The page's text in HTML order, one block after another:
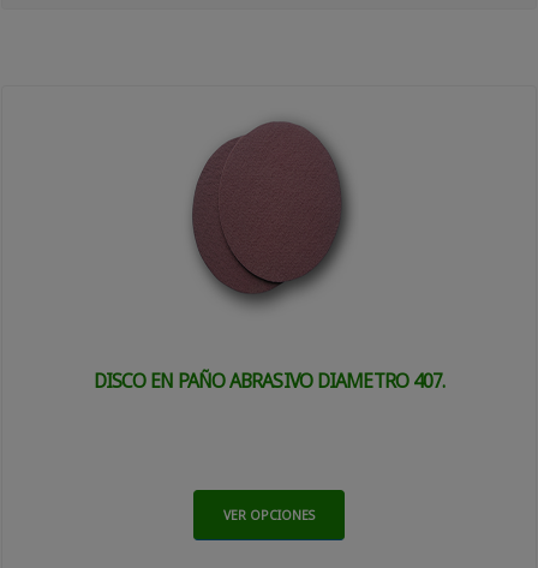
DISCO EN PAÑO ABRASIVO DIAMETRO 407.
VER OPCIONES